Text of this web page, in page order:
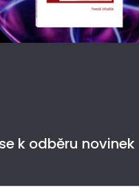
k odběru novinek